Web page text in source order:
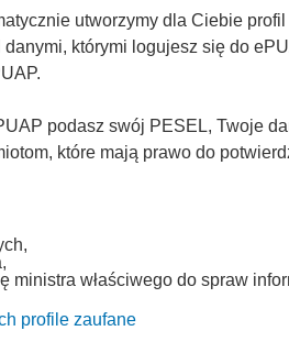
utworzymy dla Ciebie
którymi logujesz się do
podasz swój PESEL, Twoje
które mają prawo do
ministra właściwego do spraw
profile zaufane